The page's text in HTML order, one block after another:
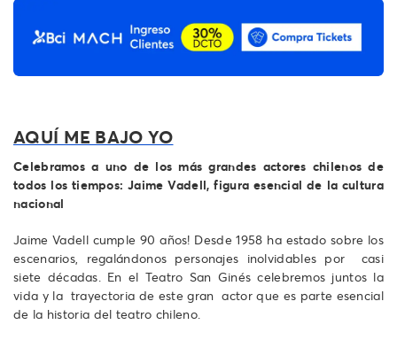
AQUÍ ME BAJO YO
Celebramos a uno de los más grandes actores chilenos de
todos los tiempos: Jaime Vadell, figura esencial de la cultura
nacional
Jaime Vadell cumple 90 años! Desde 1958 ha estado sobre los
escenarios, regalándonos personajes inolvidables por casi
siete décadas. En el Teatro San Ginés celebremos juntos la
vida y la trayectoria de este gran actor que es parte esencial
de la historia del teatro chileno.